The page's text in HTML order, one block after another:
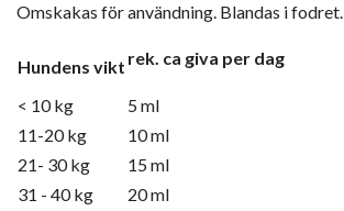
Omskakas för användning. Blandas i fodret.
Hundens vikt rek. ca giva per dag
< 10 kg
5 ml
11-20 kg
10 ml
21- 30 kg
15 ml
31 - 40 kg
20 ml